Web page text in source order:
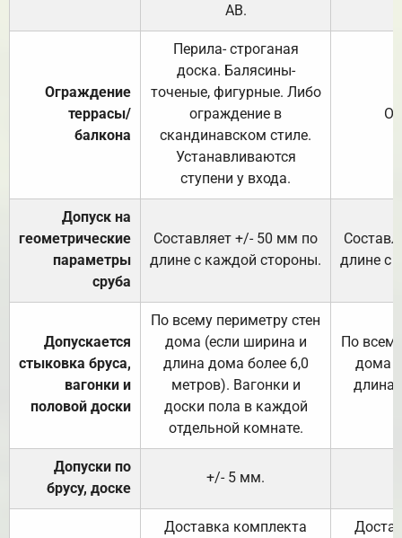
АВ.
Ограждение
террасы/
балкона
Перила- строганая
доска. Балясины-
точеные, фигурные. Либо
ограждение в
скандинавском стиле.
Устанавливаются
ступени у входа.
Допуск на
геометрические
параметры
сруба
Составляет +/- 50 мм по
длине с каждой стороны.
длине с
Допускается
стыковка бруса,
вагонки и
половой доски
По всему периметру стен
дома (если ширина и
длина дома более 6,0
метров). Вагонки и
доски пола в каждой
отдельной комнате.
По
дома
длина
Допуски по
брусу, доске
+/- 5 мм.
Доставка комплекта